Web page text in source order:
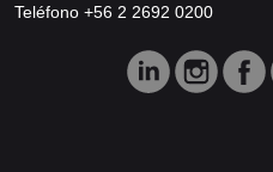
Teléfono +56 2 2692 0200